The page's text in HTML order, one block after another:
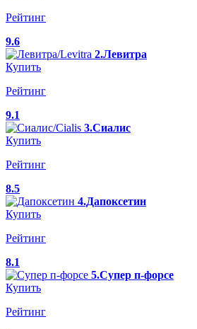
Рейтинг
9.6
2.Левитра
Купить
Рейтинг
9.1
3.Сиалис
Купить
Рейтинг
8.5
4.Дапоксетин
Купить
Рейтинг
8.1
5.Супер п-форсе
Купить
Рейтинг